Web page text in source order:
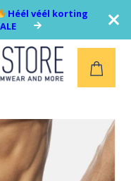
Héél véél korting